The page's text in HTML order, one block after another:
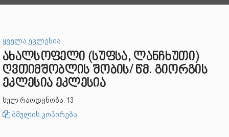
ყველა ეკლესია
ახალსოფელი (სუფსა, ლანჩხუთი)
ღვთიმშობლის შობის/ წმ. გიორგის
ეკლესია ეკლესია
სულ რაოდენობა: 13
ბმულის კოპირება